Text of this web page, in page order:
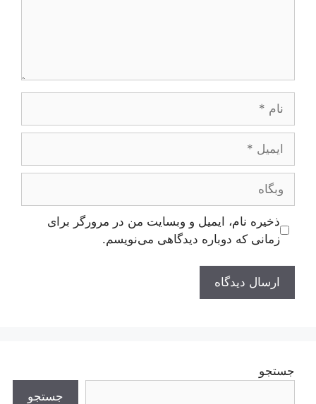
وبگاه
ذخیره نام، ایمیل و وبسایت من در مرورگر برای
زمانی که دوباره دیدگاهی می‌نویسم.
جستجو
جستجو